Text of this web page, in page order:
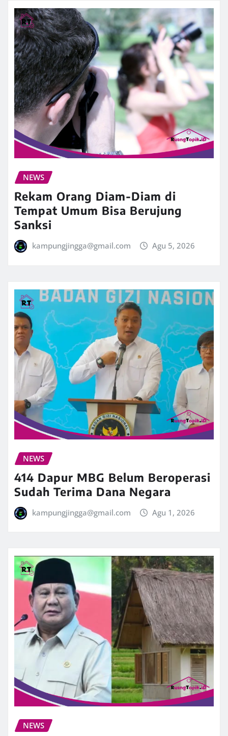
NEWS
Rekam Orang Diam-Diam di
Tempat Umum Bisa Berujung
Sanksi
kampungjingga@gmail.com Agu 5, 2026
NEWS
414 Dapur MBG Belum Beroperasi
Sudah Terima Dana Negara
kampungjingga@gmail.com Agu 1, 2026
NEWS